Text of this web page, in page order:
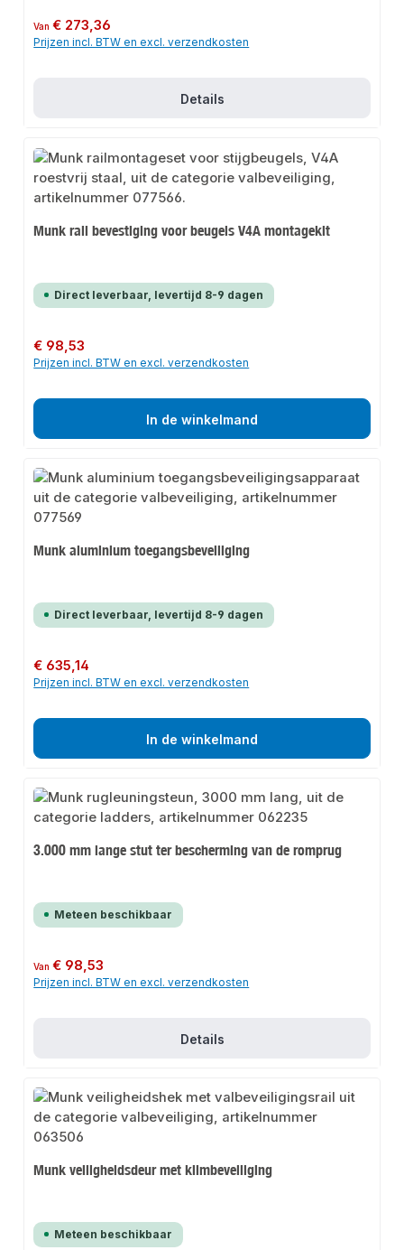
Normale prijs:
Van€ 273,36
Prijzen incl. BTW en excl. verzendkosten
Details
Munk rail bevestiging voor beugels V4A montagekit
Direct leverbaar, levertijd 8-9 dagen
Normale prijs:
€ 98,53
Prijzen incl. BTW en excl. verzendkosten
In de winkelmand
Munk aluminium toegangsbeveiliging
Direct leverbaar, levertijd 8-9 dagen
Normale prijs:
€ 635,14
Prijzen incl. BTW en excl. verzendkosten
In de winkelmand
3.000 mm lange stut ter bescherming van de romprug
Meteen beschikbaar
Normale prijs:
Van€ 98,53
Prijzen incl. BTW en excl. verzendkosten
Details
Munk veiligheidsdeur met klimbeveiliging
Meteen beschikbaar